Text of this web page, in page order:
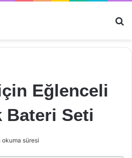
Eğlenceli
Bateri Seti
süresi